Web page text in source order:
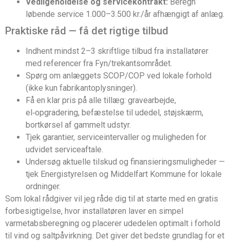
løbende service 1.000–3.500 kr./år afhængigt af anlæg.
Praktiske råd — få det rigtige tilbud
Indhent mindst 2–3 skriftlige tilbud fra installatører
med referencer fra Fyn/trekantsområdet.
Spørg om anlæggets SCOP/COP ved lokale forhold
(ikke kun fabrikantoplysninger).
Få en klar pris på alle tillæg: gravearbejde,
el‑opgradering, befæstelse til udedel, støjskærm,
bortkørsel af gammelt udstyr.
Tjek garantier, serviceintervaller og muligheden for
udvidet serviceaftale.
Undersøg aktuelle tilskud og finansieringsmuligheder —
tjek Energistyrelsen og Middelfart Kommune for lokale
ordninger.
Som lokal rådgiver vil jeg råde dig til at starte med en gratis
forbesigtigelse, hvor installatøren laver en simpel
varmetabsberegning og placerer udedelen optimalt i forhold
til vind og saltpåvirkning. Det giver det bedste grundlag for et